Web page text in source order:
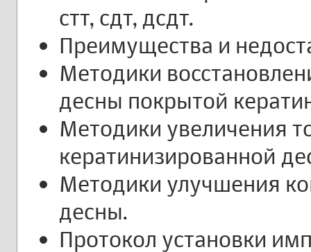
стт, сдт, дсдт.
Преимущества и
Методики
десны покрытой
Методики увеличения
кератинизированной
Методики улучшения
десны.
Протокол установки